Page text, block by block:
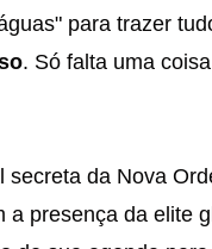
para trazer
. Só falta uma
secreta da Nova
a presença da elite